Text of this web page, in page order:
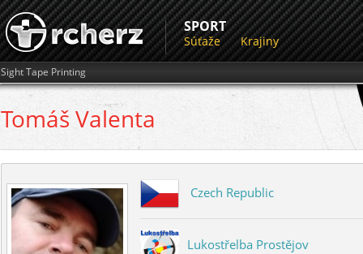
SPORT
Súťaže Krajiny
Sight Tape Printing
Tomáš Valenta
Czech Republic
Lukostřelba Prostějov